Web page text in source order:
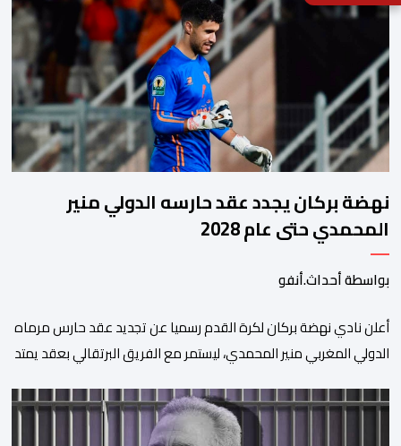
نهضة بركان يجدد عقد حارسه الدولي منير
المحمدي حتى عام 2028
بواسطة أحداث.أنفو
​أعلن نادي نهضة بركان لكرة القدم رسميا عن تجديد عقد حارس مرماه
الدولي المغربي منير المحمدي، ليستمر مع الفريق البرتقالي بعقد يمتد
على منصات التواصل الاجتماعي، مصحوبا بعبارة “الرحلة مستمرة”، في
إشارة إلى رغبة الإدارة في الحفاظ على ركائز الفريق والتعزيز من